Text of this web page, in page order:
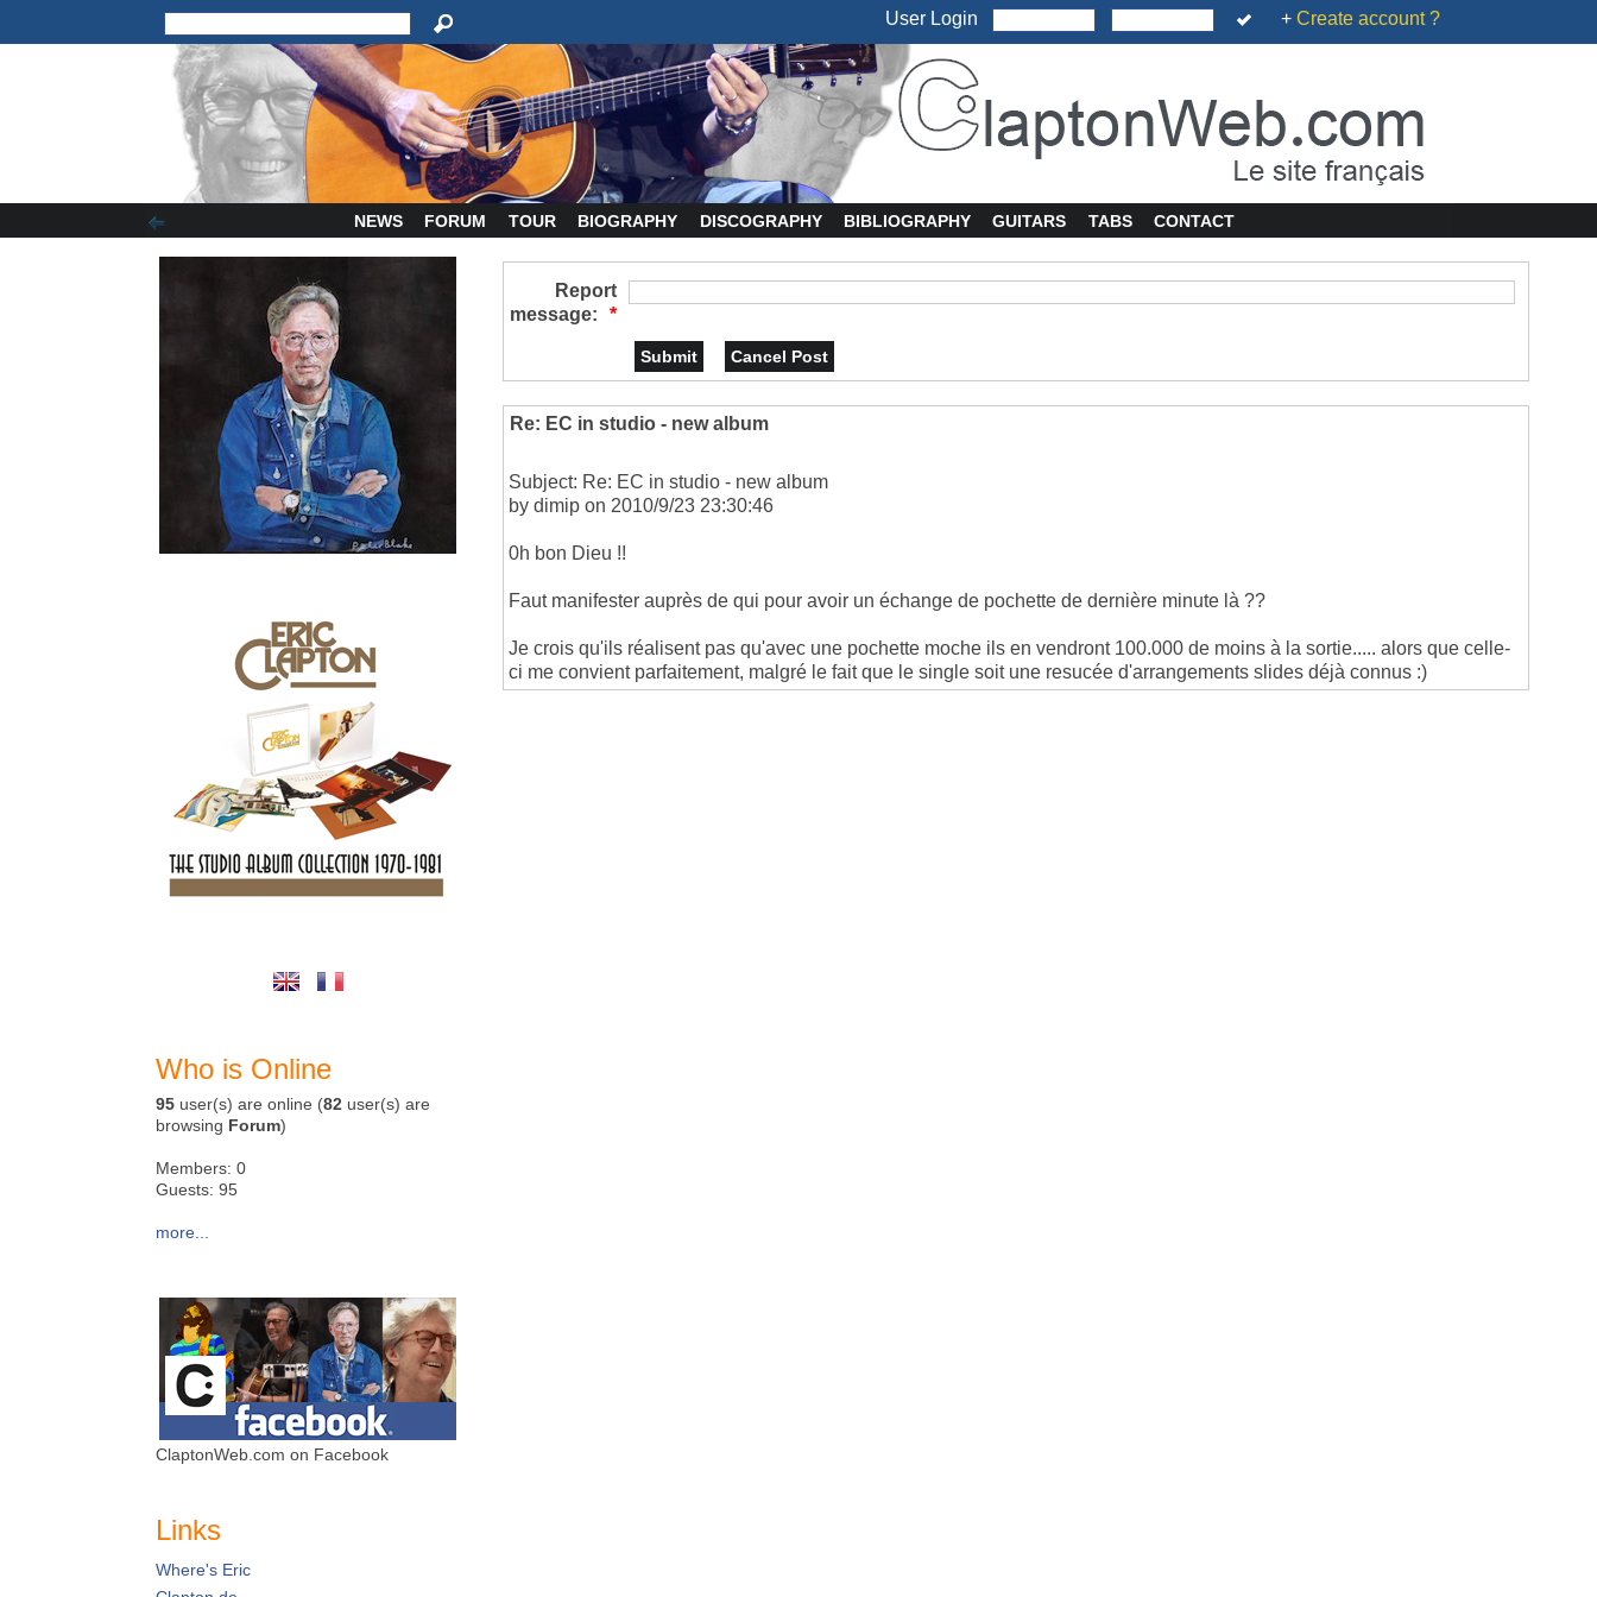
User Login + Create account ?
NEWS FORUM TOUR BIOGRAPHY DISCOGRAPHY BIBLIOGRAPHY GUITARS TABS CONTACT
Who is Online
95 user(s) are online (82 user(s) are
browsing Forum)
Members: 0
Guests: 95
more...
ClaptonWeb.com on Facebook
Links
Where's Eric
Report
message:
*
Re: EC in studio - new album
Subject: Re: EC in studio - new album
by dimip on 2010/9/23 23:30:46
0h bon Dieu !!
Faut manifester auprès de qui pour avoir un échange de pochette de dernière minute là ??
Je crois qu'ils réalisent pas qu'avec une pochette moche ils en vendront 100.000 de moins à la sortie..... alors que celle-
ci me convient parfaitement, malgré le fait que le single soit une resucée d'arrangements slides déjà connus :)